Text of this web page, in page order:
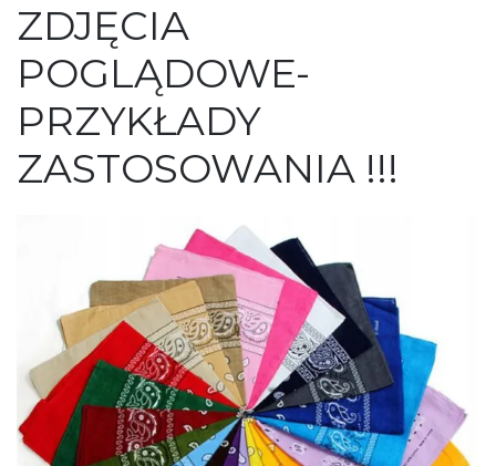
ZDJĘCIA
POGLĄDOWE-
PRZYKŁADY
ZASTOSOWANIA !!!